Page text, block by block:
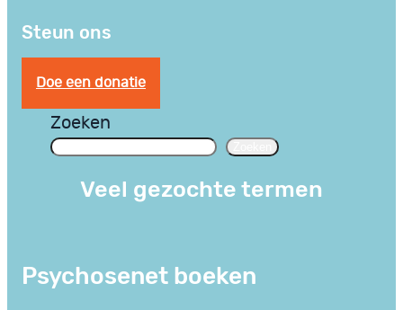
Steun ons
Doe een donatie
Zoeken
Veel gezochte termen
Psychosenet boeken